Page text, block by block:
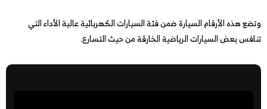
وتضع هذه الأرقام السيارة ضمن فئة السيارات الكهربائية عالية الأداء التي
تنافس بعض السيارات الرياضية الخارقة من حيث التسارع.